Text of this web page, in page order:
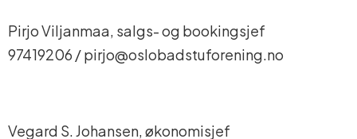
Pirjo Viljanmaa, salgs- og bookingsjef
97419206 / pirjo@oslobadstuforening.no
Vegard S. Johansen, økonomisjef